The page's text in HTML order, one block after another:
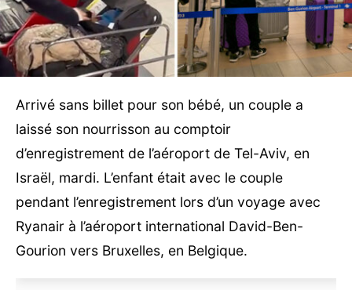
Arrivé sans billet pour son bébé, un couple a
laissé son nourrisson au comptoir
d’enregistrement de l’aéroport de Tel-Aviv, en
Israël, mardi. L’enfant était avec le couple
pendant l’enregistrement lors d’un voyage avec
Ryanair à l’aéroport international David-Ben-
Gourion vers Bruxelles, en Belgique.